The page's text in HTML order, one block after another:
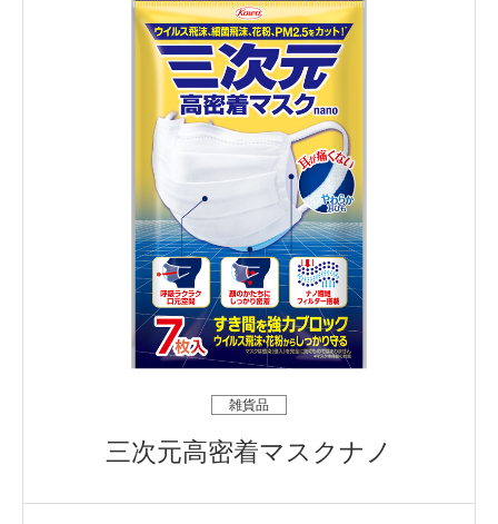
雑貨品
三次元高密着マスクナノ